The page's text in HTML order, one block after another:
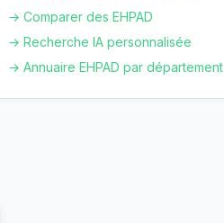
→ Comparer des EHPAD
→ Recherche IA personnalisée
→ Annuaire EHPAD par département